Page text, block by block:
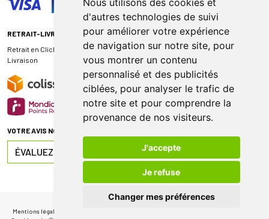
Nous utilisons des cookies et
d'autres technologies de suivi
pour améliorer votre expérience
de navigation sur notre site, pour
vous montrer un contenu
personnalisé et des publicités
ciblées, pour analyser le trafic de
notre site et pour comprendre la
provenance de nos visiteurs.
J'accepte
Je refuse
Changer mes préférences
RETRAIT-LIVRAISON
Retrait en Click & Collect
Livraison
VOTRE AVIS NOUS INTÉRESSE
ÉVALUEZ-NOUS SUR
Mentions légales